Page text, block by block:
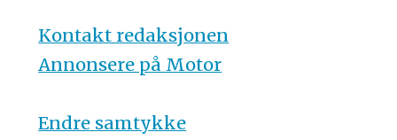
Kontakt redaksjonen
Annonsere på Motor
Endre samtykke